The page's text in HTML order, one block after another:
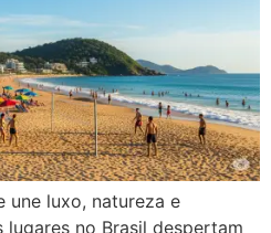
une luxo, natureza e
no Brasil despertam